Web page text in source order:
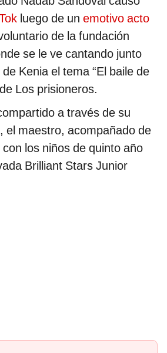
luego de un emotivo acto
de la fundación
se le ve cantando junto
Kenia el tema “El baile de
Los prisioneros.
a través de su
el maestro, acompañado de
los niños de quinto año
Brilliant Stars Junior